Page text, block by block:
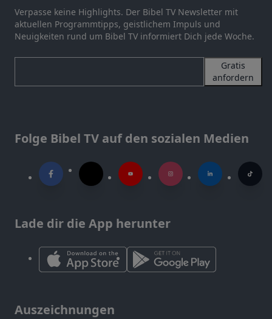
Verpasse keine Highlights. Der Bibel TV Newsletter mit
aktuellen Programmtipps, geistlichem Impuls und
Neuigkeiten rund um Bibel TV informiert Dich jede Woche.
Gratis
anfordern
Folge Bibel TV auf den sozialen Medien
Lade dir die App herunter
Auszeichnungen